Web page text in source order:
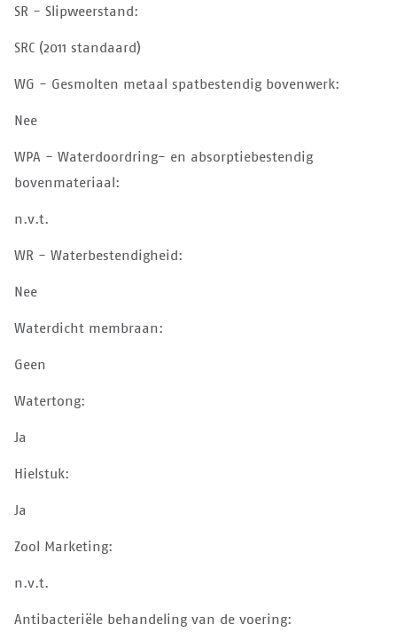
SR - Slipweerstand:
SRC (2011 standaard)
WG - Gesmolten metaal spatbestendig bovenwerk:
Nee
WPA - Waterdoordring- en absorptiebestendig
bovenmateriaal:
n.v.t.
WR - Waterbestendigheid:
Nee
Waterdicht membraan:
Geen
Watertong:
Ja
Hielstuk:
Ja
Zool Marketing:
n.v.t.
Antibacteriële behandeling van de voering: